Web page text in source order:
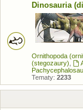
Dinosauria
Ornithopoda
(stegozaury)
Tematy: 2233